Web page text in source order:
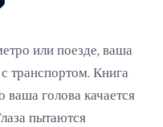
или поезде, ваша
транспортом. Книга
ваша голова качается
пытаются